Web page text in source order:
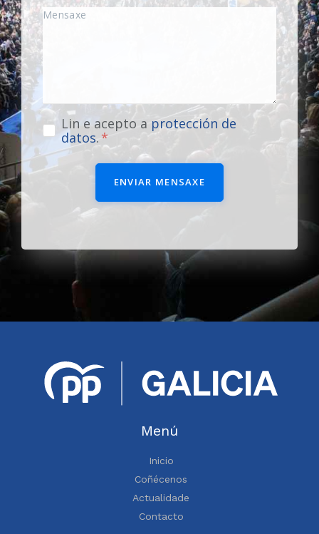
Lin e acepto a protección de
datos.
ENVIAR MENSAXE
Menú
Inicio
Coñécenos
Actualidade
Contacto